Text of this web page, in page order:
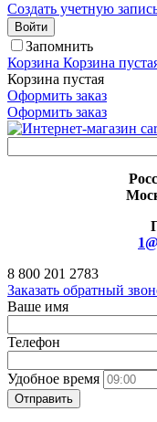
Создать учетную
Войти
Запомнить
Корзина Корзина
Корзина пустая
Оформить заказ
Оформить заказ
8 800 201 2783
Заказать обратный
Ваше имя
Телефон
Удобное время
Отправить